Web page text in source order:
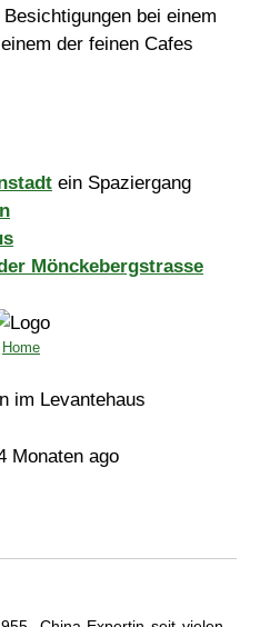
bei einem
der feinen Cafes
ein Spaziergang
Mönckebergstrasse
Home
Monaten ago